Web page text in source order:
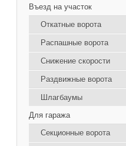
Въезд на участок
Откатные ворота
Распашные ворота
Снижение скорости
Раздвижные ворота
Шлагбаумы
Для гаража
Секционные ворота